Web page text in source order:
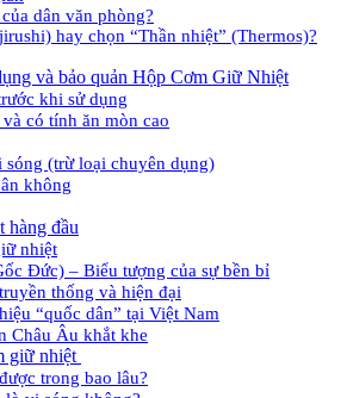
dân văn phòng?
hay chọn “Thần nhiệt” (Thermos)?
và bảo quản Hộp Cơm Giữ Nhiệt
khi sử dụng
có tính ăn mòn cao
(trừ loại chuyên dụng)
không
hàng đầu
nhiệt
Đức) – Biểu tượng của sự bền bỉ
thống và hiện đại
“quốc dân” tại Việt Nam
Châu Âu khắt khe
giữ nhiệt
trong bao lâu?